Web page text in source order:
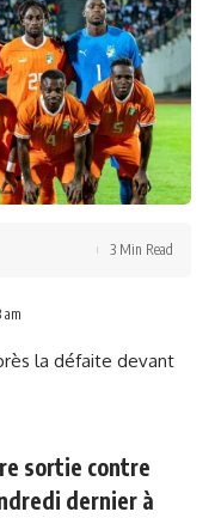
am
3 Min Read
la défaite devant
sortie contre
dernier à